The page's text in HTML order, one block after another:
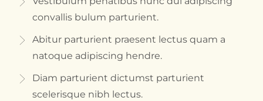
convallis bulum parturient.
Abitur parturient praesent lectus quam a
natoque adipiscing hendre.
Diam parturient dictumst parturient
scelerisque nibh lectus.